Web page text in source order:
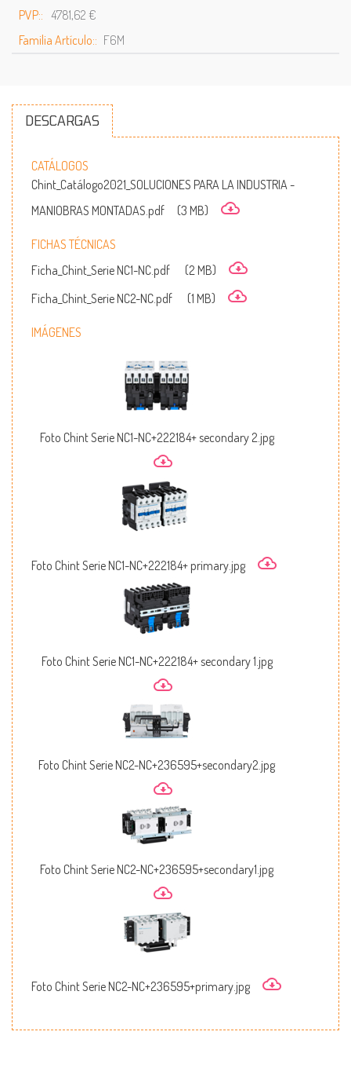
PVP:: 4781,62 €
Familia Artículo:: F6M
DESCARGAS
CATÁLOGOS
Chint_Catálogo2021_SOLUCIONES PARA LA INDUSTRIA -
MANIOBRAS MONTADAS.pdf
(3 MB)
FICHAS TÉCNICAS
Ficha_Chint_Serie NC1-NC.pdf
(2 MB)
Ficha_Chint_Serie NC2-NC.pdf
(1 MB)
IMÁGENES
Foto Chint Serie NC1-NC+222184+ secondary 2.jpg
Foto Chint Serie NC1-NC+222184+ primary.jpg
Foto Chint Serie NC1-NC+222184+ secondary 1.jpg
Foto Chint Serie NC2-NC+236595+secondary2.jpg
Foto Chint Serie NC2-NC+236595+secondary1.jpg
Foto Chint Serie NC2-NC+236595+primary.jpg